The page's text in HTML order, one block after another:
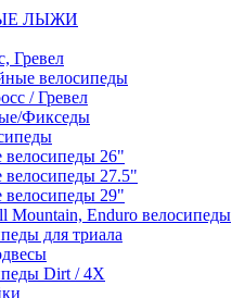
ЛЫЖИ
Гревел
велосипеды
/ Гревел
Фикседы
велосипеды 26"
велосипеды 27.5"
велосипеды 29"
Mountain, Enduro велосипеды
для триала
Dirt / 4X